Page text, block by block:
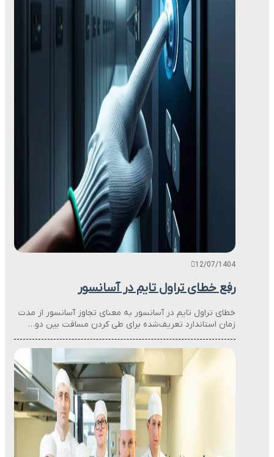
12/07/1404
رفع خطای تراول تایم در آسانسور
خطای تراول تایم در آسانسور به معنای تجاوز آسانسور از مدت
زمان استاندارد تعریف‌شده برای طی کردن مسافت بین دو…